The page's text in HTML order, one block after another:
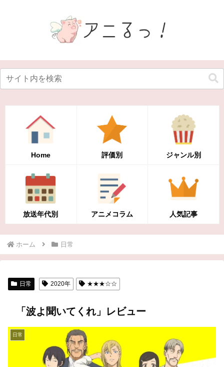
Home 評価別 ジャンル別
放送年代別 アニメコラム 人気記事
ホーム 日常
日常 2020年 ★★★☆☆
「波よ聞いてくれ」レビュー
日常